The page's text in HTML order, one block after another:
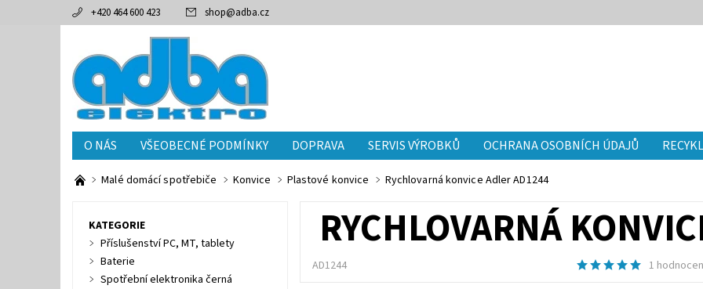
+420 464 600 423 shop@adba.cz
O NÁS VŠEOBECNÉ PODMÍNKY DOPRAVA SERVIS VÝROBKŮ OCHRANA OSOBNÍCH ÚDAJŮ
Malé domácí spotřebiče Konvice Plastové konvice Rychlovarná konvice Adler AD1244
RYCHLOVARNÁ
AD1244 1
KATEGORIE
Příslušenství PC, MT, tablety
Baterie
Spotřební elektronika černá